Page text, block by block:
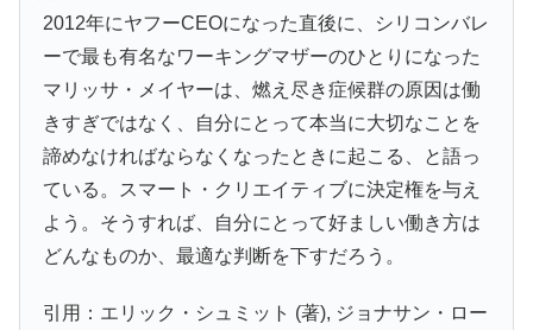
2012年にヤフーCEOになった直後に、シリコンバレ
ーで最も有名なワーキングマザーのひとりになった
マリッサ・メイヤーは、燃え尽き症候群の原因は働
きすぎではなく、自分にとって本当に大切なことを
諦めなければならなくなったときに起こる、と語っ
ている。スマート・クリエイティブに決定権を与え
よう。そうすれば、自分にとって好ましい働き方は
どんなものか、最適な判断を下すだろう。
引用：エリック・シュミット (著), ジョナサン・ロー